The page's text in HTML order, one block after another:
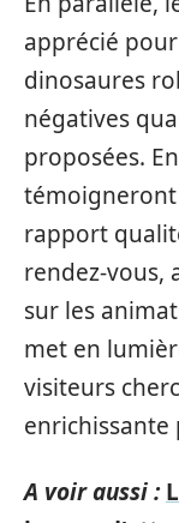
apprécié
dinosaures
négatives
proposées.
témoigneront
rapport
rendez-vous,
sur les
met en
visiteurs
A voir aussi :